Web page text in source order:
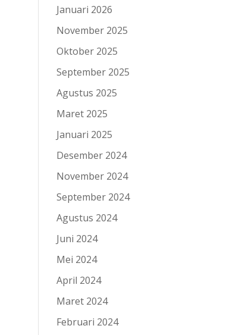
Januari 2026
November 2025
Oktober 2025
September 2025
Agustus 2025
Maret 2025
Januari 2025
Desember 2024
November 2024
September 2024
Agustus 2024
Juni 2024
Mei 2024
April 2024
Maret 2024
Februari 2024